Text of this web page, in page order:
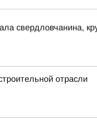
свердловчанина,
отрасли